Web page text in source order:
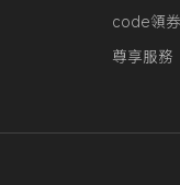
code領
尊享服務